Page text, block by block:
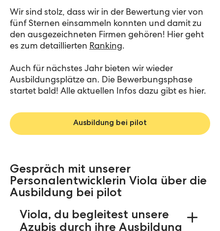
Wir sind stolz, dass wir in der Bewertung vier von
fünf Sternen einsammeln konnten und damit zu
den ausgezeichneten Firmen gehören! Hier geht
es zum detaillierten Ranking.
Auch für nächstes Jahr bieten wir wieder
Ausbildungsplätze an. Die Bewerbungsphase
startet bald! Alle aktuellen Infos dazu gibt es hier.
Ausbildung bei pilot
Gespräch mit unserer
Personalentwicklerin Viola über die
Ausbildung bei pilot
Viola, du begleitest unsere
Azubis durch ihre Ausbildung